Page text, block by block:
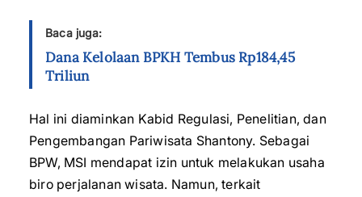
Baca juga:
Dana Kelolaan BPKH Tembus Rp184,45
Triliun
Hal ini diaminkan Kabid Regulasi, Penelitian, dan
Pengembangan Pariwisata Shantony. Sebagai
BPW, MSI mendapat izin untuk melakukan usaha
biro perjalanan wisata. Namun, terkait